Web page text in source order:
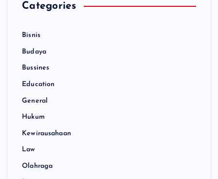
Categories
Bisnis
Budaya
Bussines
Education
General
Hukum
Kewirausahaan
Law
Olahraga